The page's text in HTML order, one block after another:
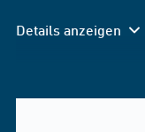
Details anzeigen